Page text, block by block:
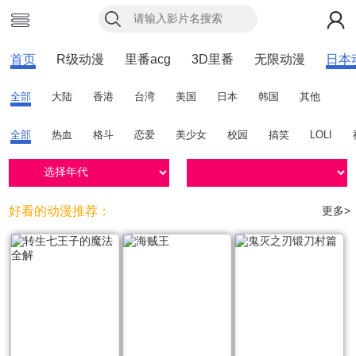
首页 R级动漫 里番acg 3D里番 无限动漫 日本
全部 大陆 香港 台湾 美国 日本 韩国 其他
全部 热血 格斗 恋爱 美少女 校园 搞笑 LOLI
更多>
好看的动漫推荐：